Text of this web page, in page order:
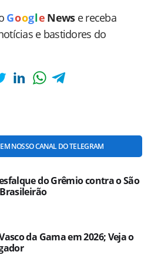
Goog le News e receba
e bastidores do
NOSSO CANAL DO TELEGRAM
do Grêmio contra o São
da Gama em 2026; Veja o